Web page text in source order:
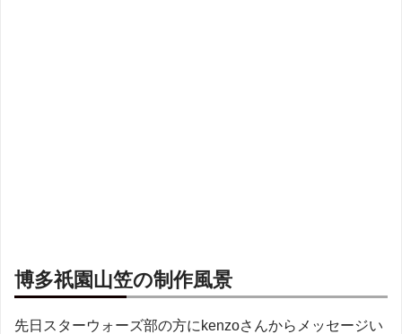
博多祇園山笠の制作風景
先日スターウォーズ部の方にkenzoさんからメッセージい